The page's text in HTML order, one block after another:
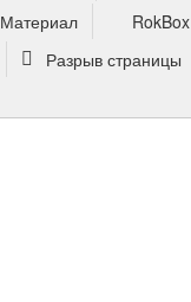
Материал
RokBox
Разрыв страницы